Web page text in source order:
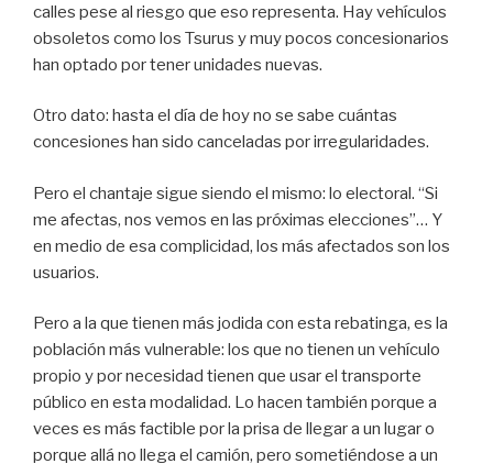
calles pese al riesgo que eso representa. Hay vehículos
obsoletos como los Tsurus y muy pocos concesionarios
han optado por tener unidades nuevas.
Otro dato: hasta el día de hoy no se sabe cuántas
concesiones han sido canceladas por irregularidades.
Pero el chantaje sigue siendo el mismo: lo electoral. “Si
me afectas, nos vemos en las próximas elecciones”… Y
en medio de esa complicidad, los más afectados son los
usuarios.
Pero a la que tienen más jodida con esta rebatinga, es la
población más vulnerable: los que no tienen un vehículo
propio y por necesidad tienen que usar el transporte
público en esta modalidad. Lo hacen también porque a
veces es más factible por la prisa de llegar a un lugar o
porque allá no llega el camión, pero sometiéndose a un